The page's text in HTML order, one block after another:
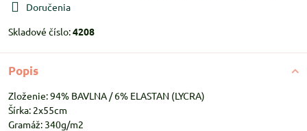
Doručenia
Skladové číslo:4208
Popis
Zloženie: 94% BAVLNA / 6% ELASTAN (LYCRA)
Šírka: 2x55cm
Gramáž: 340g/m2